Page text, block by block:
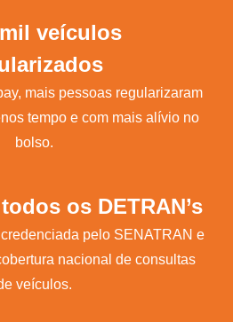
veículos
mais pessoas regularizaram
tempo e com mais alívio no
bolso.
os DETRAN’s
pelo SENATRAN e
nacional de consultas
veículos.